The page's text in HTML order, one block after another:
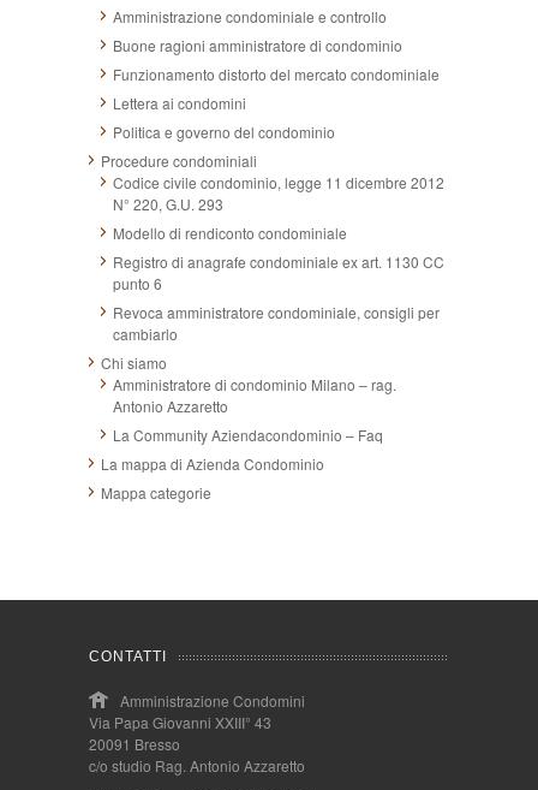
Amministrazione condominiale e controllo
Buone ragioni amministratore di condominio
Funzionamento distorto del mercato condominiale
Lettera ai condomini
Politica e governo del condominio
Procedure condominiali
Codice civile condominio, legge 11 dicembre 2012
N° 220, G.U. 293
Modello di rendiconto condominiale
Registro di anagrafe condominiale ex art. 1130 CC
punto 6
Revoca amministratore condominiale, consigli per
cambiarlo
Chi siamo
Amministratore di condominio Milano – rag.
Antonio Azzaretto
La Community Aziendacondominio – Faq
La mappa di Azienda Condominio
Mappa categorie
CONTATTI
Amministrazione Condomini
Via Papa Giovanni XXIII° 43
20091 Bresso
c/o studio Rag. Antonio Azzaretto